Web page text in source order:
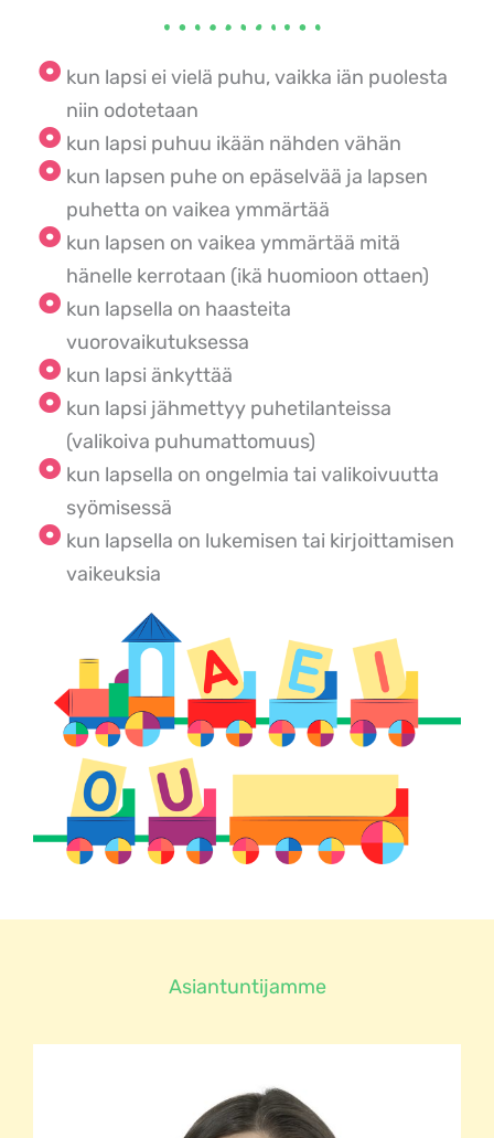
kun lapsi ei vielä puhu, vaikka iän puolesta
niin odotetaan
kun lapsi puhuu ikään nähden vähän
kun lapsen puhe on epäselvää ja lapsen
puhetta on vaikea ymmärtää
kun lapsen on vaikea ymmärtää mitä
hänelle kerrotaan (ikä huomioon ottaen)
kun lapsella on haasteita
vuorovaikutuksessa
kun lapsi änkyttää
kun lapsi jähmettyy puhetilanteissa
(valikoiva puhumattomuus)
kun lapsella on ongelmia tai valikoivuutta
syömisessä
kun lapsella on lukemisen tai kirjoittamisen
vaikeuksia
Asiantuntijamme